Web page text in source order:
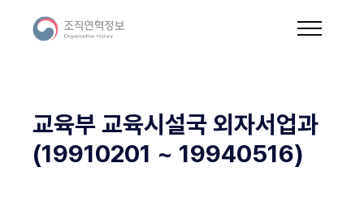
교육부 교육시설국 외자서업과
(19910201 ~ 19940516)